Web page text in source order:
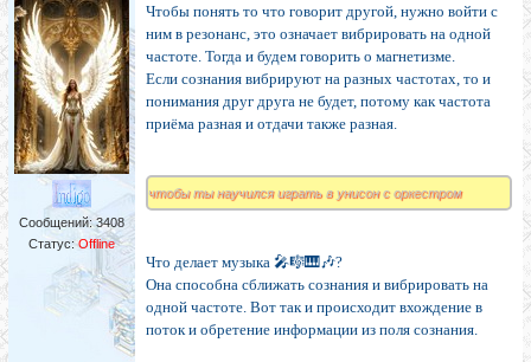
Сообщений:3408
Статус:Offline
Чтобы понять то что говорит другой, нужно войти с
ним в резонанс, это означает вибрировать на одной
частоте. Тогда и будем говорить о магнетизме.
Если сознания вибрируют на разных частотах, то и
понимания друг друга не будет, потому как частота
приёма разная и отдачи также разная.
чтобы ты научился играть в унисон с оркестром
Что делает музыка 🎤🎼🎹🎶?
Она способна сближать сознания и вибрировать на
одной частоте. Вот так и происходит вхождение в
поток и обретение информации из поля сознания.